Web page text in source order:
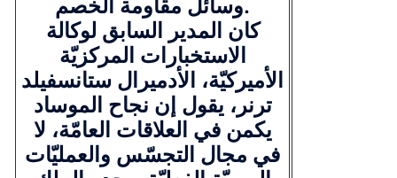
وسائل مقاومة الخصم.
كان المدير السابق لوكالة
الاستخبارات المركزيّة
الأميركيّة، الأدميرال ستانسفيلد
ترنر، يقول إن نجاح الموساد
يكمن في العلاقات العامّة، لا
في مجال التجسّس والعمليّات